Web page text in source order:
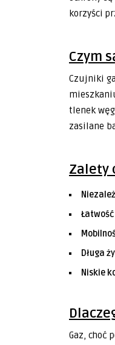
korzyści
Czym
Czujniki
tlenek
zasilane
Zalety
Długa
Niskie
Gaz, choć